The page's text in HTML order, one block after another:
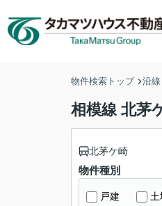
物件検索トップ 沿
相模線 北茅
北茅ケ崎
物件種別
戸建